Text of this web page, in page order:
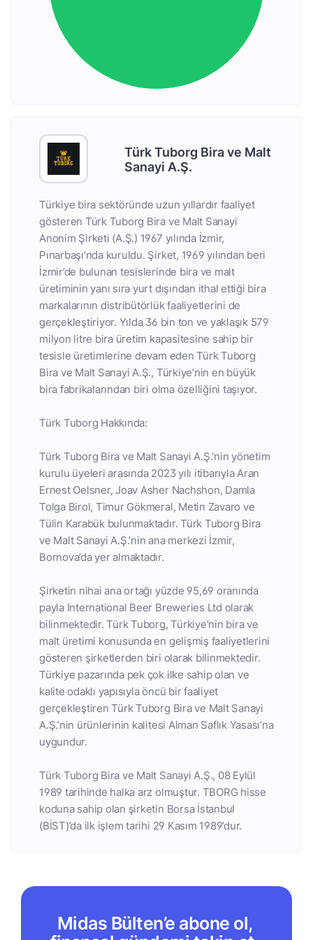
Türk Tuborg Bira ve Malt
Sanayi A.Ş.
Türkiye bira sektöründe uzun yıllardır faaliyet
gösteren Türk Tuborg Bira ve Malt Sanayi
Anonim Şirketi (A.Ş.) 1967 yılında İzmir,
Pınarbaşı’nda kuruldu. Şirket, 1969 yılından beri
İzmir’de bulunan tesislerinde bira ve malt
üretiminin yanı sıra yurt dışından ithal ettiği bira
markalarının distribütörlük faaliyetlerini de
gerçekleştiriyor. Yılda 36 bin ton ve yaklaşık 579
milyon litre bira üretim kapasitesine sahip bir
tesisle üretimlerine devam eden Türk Tuborg
Bira ve Malt Sanayi A.Ş., Türkiye’nin en büyük
bira fabrikalarından biri olma özelliğini taşıyor.
Türk Tuborg Hakkında:
Türk Tuborg Bira ve Malt Sanayi A.Ş.’nin yönetim
kurulu üyeleri arasında 2023 yılı itibarıyla Aran
Ernest Oelsner, Joav Asher Nachshon, Damla
Tolga Birol, Timur Gökmeral, Metin Zavaro ve
Tülin Karabük bulunmaktadır. Türk Tuborg Bira
ve Malt Sanayi A.Ş.’nin ana merkezi İzmir,
Bornova’da yer almaktadır.
Şirketin nihai ana ortağı yüzde 95,69 oranında
payla International Beer Breweries Ltd olarak
bilinmektedir. Türk Tuborg, Türkiye’nin bira ve
malt üretimi konusunda en gelişmiş faaliyetlerini
gösteren şirketlerden biri olarak bilinmektedir.
Türkiye pazarında pek çok ilke sahip olan ve
kalite odaklı yapısıyla öncü bir faaliyet
gerçekleştiren Türk Tuborg Bira ve Malt Sanayi
A.Ş.’nin ürünlerinin kalitesi Alman Saflık Yasası’na
uygundur.
Türk Tuborg Bira ve Malt Sanayi A.Ş., 08 Eylül
1989 tarihinde halka arz olmuştur. TBORG hisse
koduna sahip olan şirketin Borsa İstanbul
(BİST)’da ilk işlem tarihi 29 Kasım 1989’dur.
Midas Bülten’e abone ol,